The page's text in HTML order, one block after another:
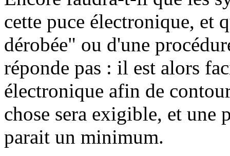
cette puce électronique, et
dérobée" ou d'une
réponde pas : il est alors
électronique afin de
chose sera exigible, et
parait un minimum.